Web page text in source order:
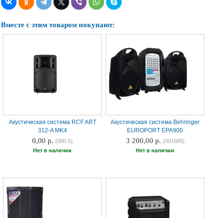
соцсетях:
Вместе с этим товаром покупают:
Акустическая система RCF ART
312-A MK4
0,00 р.(000.0)
Нет в наличии
Акустическая система Behringer
EUROPORT EPA900
3 200,00 р. (001600)
Нет в наличии